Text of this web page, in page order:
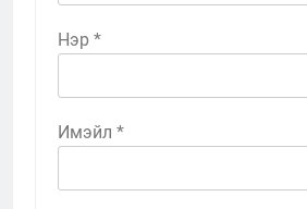
Нэр *
Имэйл *